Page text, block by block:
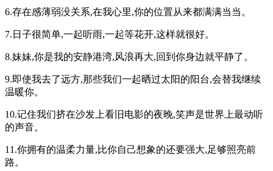
6.存在感薄弱没关系,在我心里,你的位置从来都满满当当。
7.日子很简单,一起听雨,一起等花开,这样就很好。
8.妹妹,你是我的安静港湾,风浪再大,回到你身边就平静了。
9.即使我去了远方,那些我们一起晒过太阳的阳台,会替我继续
温暖你。
10.记住我们挤在沙发上看旧电影的夜晚,笑声是世界上最动听
的声音。
11.你拥有的温柔力量,比你自己想象的还要强大,足够照亮前
路。